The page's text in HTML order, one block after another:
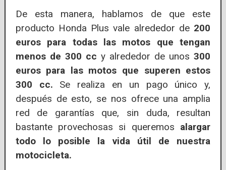
De esta manera, hablamos de que este
producto Honda Plus vale alrededor de 200
euros para todas las motos que tengan
menos de 300 cc y alrededor de unos 300
euros para las motos que superen estos
300 cc. Se realiza en un pago único y,
después de esto, se nos ofrece una amplia
red de garantías que, sin duda, resultan
bastante provechosas si queremos alargar
todo lo posible la vida útil de nuestra
motocicleta.